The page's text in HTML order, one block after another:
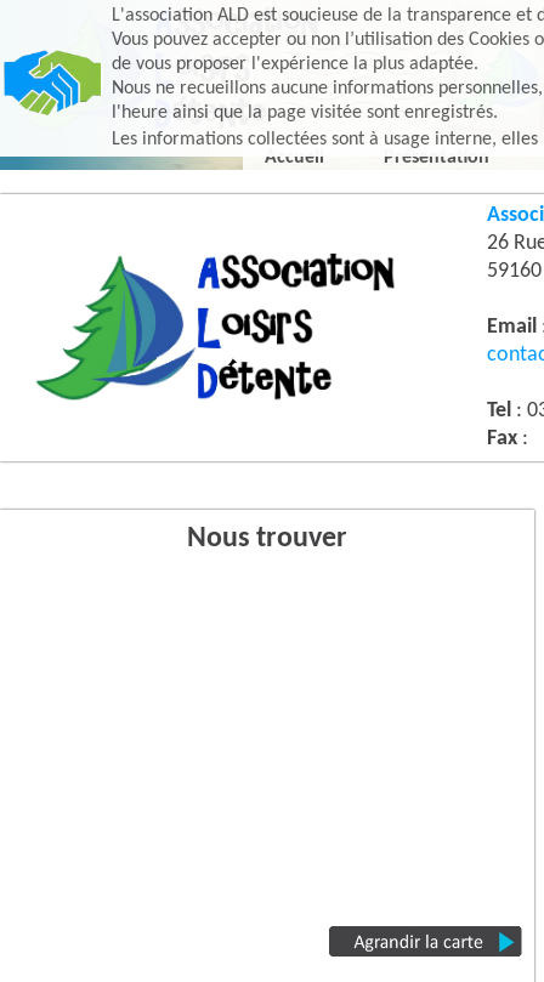
L'association ALD est soucieuse de la transparence et
Vous pouvez accepter ou non l’utilisation des
de vous proposer l'expérience la plus adaptée.
Nous ne recueillons aucune informations
l'heure ainsi que la page visitée sont enregistrés.
Les informations collectées sont à usage interne,
Accueil
Présentation
26
Email
Tel :
Fax :
Nous trouver